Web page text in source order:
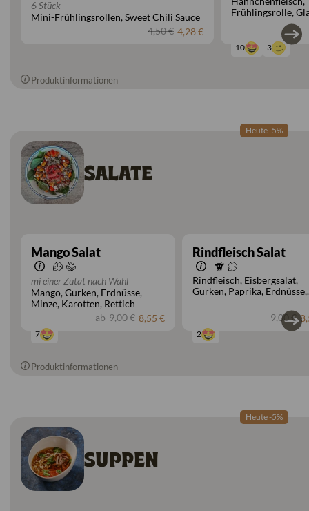
6 Stück
Mini-Frühlingsrollen Sweet Chili Sauce
4,50 € 4,28 €
Frühlingsrolle
Nam-Dressing
10 3
Produktinformationen
Heute -5%
SALATE
Mango Salat
mi einer Zutat nach Wahl
Mango Gurken Erdnüsse
Minze Karotten Rettich
ab 9,00 € 8,55 €
7
Rindfleisch Salat
Rindfleisch Eisbergsalat
Gurken Paprika Erdnüsse
9,00 €
2
Produktinformationen
Heute -5%
SUPPEN